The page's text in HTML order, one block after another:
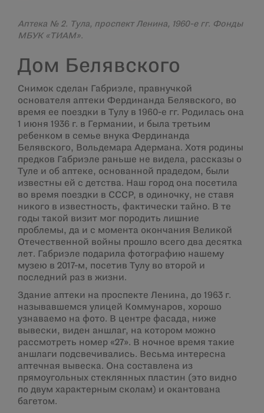
Аптека № 2. Тула, проспект Ленина, 1960-е гг. Фонды
МБУК «ТИАМ».
Дом Белявского
Снимок сделан Габриэле, правнучкой
основателя аптеки Фердинанда Белявского, во
время ее поездки в Тулу в 1960-е гг. Родилась она
1 июня 1936 г. в Германии, и была третьим
ребенком в семье внука Фердинанда
Белявского, Вольдемара Адермана. Хотя родины
предков Габриэле раньше не видела, рассказы о
Туле и об аптеке, основанной прадедом, были
известны ей с детства. Наш город она посетила
во время поездки в СССР, в одиночку, не ставя
никого в известность, фактически тайно. В те
годы такой визит мог породить лишние
проблемы, да и с момента окончания Великой
Отечественной войны прошло всего два десятка
лет. Габриэле подарила фотографию нашему
музею в 2017-м, посетив Тулу во второй и
последний раз в жизни.
Здание аптеки на проспекте Ленина, до 1963 г.
называвшемся улицей Коммунаров, хорошо
узнаваемо на фото. В центре фасада, ниже
вывески, виден аншлаг, на котором можно
рассмотреть номер «27». В ночное время такие
аншлаги подсвечивались. Весьма интересна
аптечная вывеска. Она составлена из
прямоугольных стеклянных пластин (это видно
по двум характерным сколам) и окантована
багетом.